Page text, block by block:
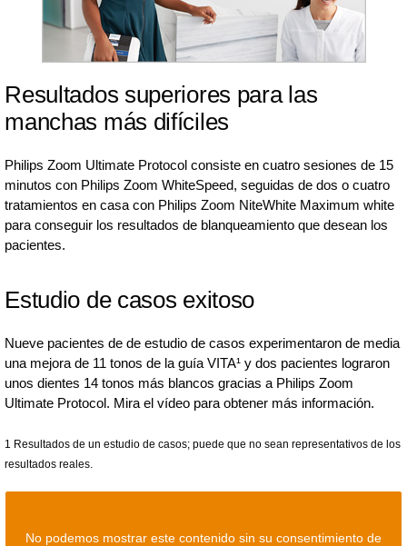
Resultados superiores para las
manchas más difíciles
Philips Zoom Ultimate Protocol consiste en cuatro sesiones de 15
minutos con Philips Zoom WhiteSpeed, seguidas de dos o cuatro
tratamientos en casa con Philips Zoom NiteWhite Maximum white
para conseguir los resultados de blanqueamiento que desean los
pacientes.
Estudio de casos exitoso
Nueve pacientes de de estudio de casos experimentaron de media
una mejora de 11 tonos de la guía VITA¹ y dos pacientes lograron
unos dientes 14 tonos más blancos gracias a Philips Zoom
Ultimate Protocol. Mira el vídeo para obtener más información.
1 Resultados de un estudio de casos; puede que no sean representativos de los
resultados reales.
No podemos mostrar este contenido sin su consentimiento de